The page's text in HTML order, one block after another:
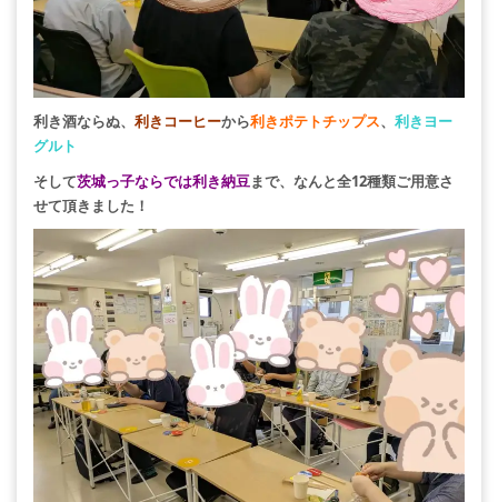
利き酒ならぬ、 利きコーヒーから利きポテトチップス、 利きヨー
グルト
そして茨城っ子ならでは利き納豆まで、なんと全12種類ご用意さ
せて頂きました！